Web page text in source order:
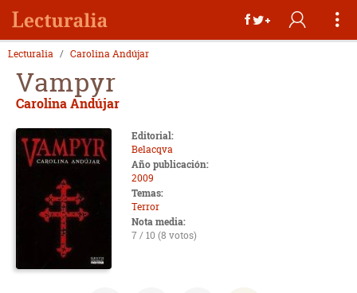
Lecturalia Carolina Andújar
Vampyr
Carolina Andújar
Editorial:
Belacqva
Año publicación:
2009
Temas:
Terror
Nota media:
7 / 10 (8 votos)